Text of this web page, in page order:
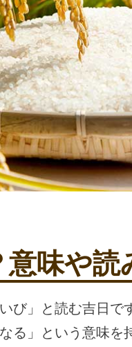
味や読
び」と読む吉日で
る」という意味